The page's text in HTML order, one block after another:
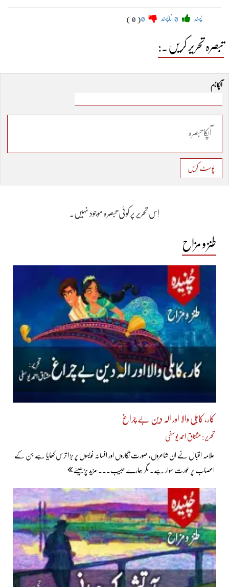
پسند ناپسند ( 0 )
تبصرہ تحریر کریں۔:
آپکا نام
پوسٹ کریں
اِس تحریر پر کوئی تبصرہ موجود نہیں۔
طنز و مزاح
کار، کابلی والا اور الہ دین بے چراغ
تحریر : مشتاق احمد یوسفی
علامہ اقبال نے ان شاعروں، صورت نگاروں اور افسانہ نویسوں پر بڑا ترس کھایا ہے جن کے
اعصاب پر عورت سوار ہے۔ مگر ہمارے حبیب... مزید پڑھیئے